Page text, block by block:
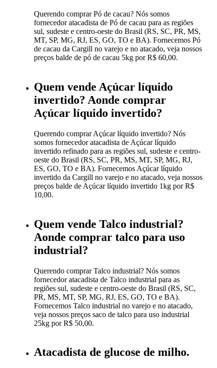
Querendo comprar Pó de cacau? Nós somos
fornecedor atacadista de Pó de cacau para as regiões
sul, sudeste e centro-oeste do Brasil (RS, SC, PR, MS,
MT, SP, MG, RJ, ES, GO, TO e BA). Fornecemos Pó
de cacau da Cargill no varejo e no atacado, veja nossos
preços balde de pó de cacau 5kg por R$ 60,00.
Quem vende Açúcar líquido
invertido? Aonde comprar
Açúcar líquido invertido?
Querendo comprar Açúcar líquido invertido? Nós
somos fornecedor atacadista de Açúcar líquido
invertido refinado para as regiões sul, sudeste e centro-
oeste do Brasil (RS, SC, PR, MS, MT, SP, MG, RJ,
ES, GO, TO e BA). Fornecemos Açúcar líquido
invertido da Cargill no varejo e no atacado, veja nossos
preços balde de Açúcar líquido invertido 1kg por R$
10,00.
Quem vende Talco industrial?
Aonde comprar talco para uso
industrial?
Querendo comprar Talco industrial? Nós somos
fornecedor atacadista de Talco industrial para as
regiões sul, sudeste e centro-oeste do Brasil (RS, SC,
PR, MS, MT, SP, MG, RJ, ES, GO, TO e BA).
Fornecemos Talco industrial no varejo e no atacado,
veja nossos preços saco de talco para uso industrial
25kg por R$ 50,00.
Atacadista de glucose de milho.